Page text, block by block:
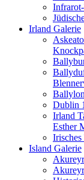
Irland Galerie
Dublin
Irland
Esther
Island Galerie